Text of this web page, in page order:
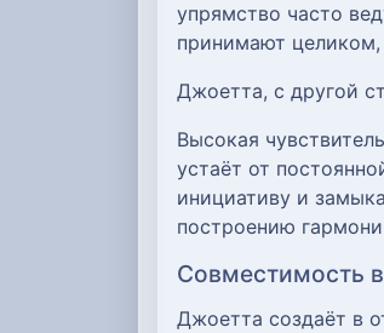
упрямство часто
принимают
Джоетта, с другой
Высокая
устаёт от
инициативу и
построению
Совместимость
Джоетта создаёт в